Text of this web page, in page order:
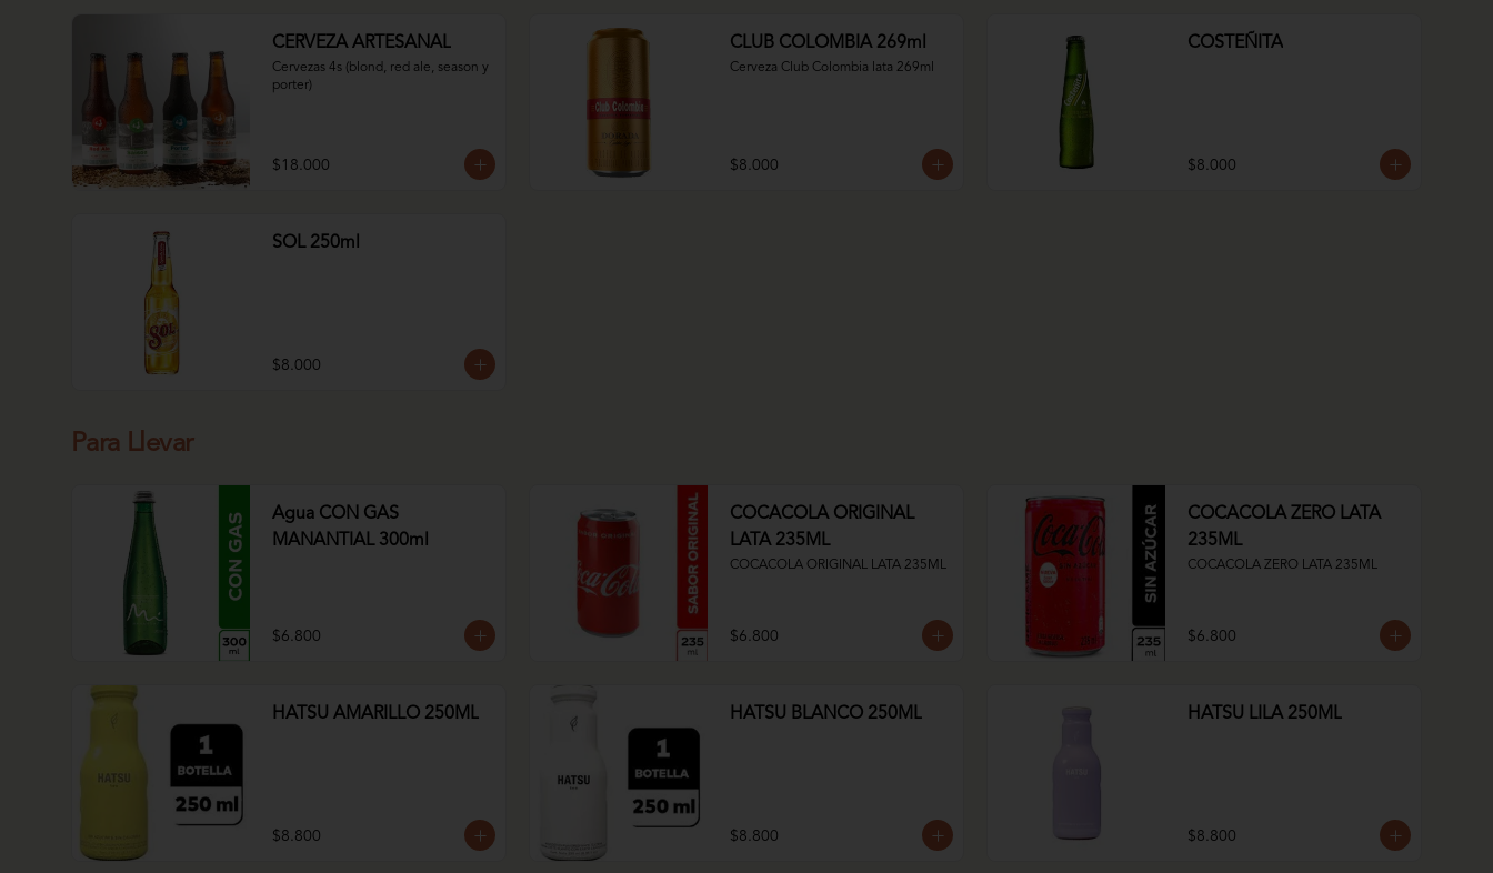
CERVEZA ARTESANAL
Cervezas 4s (blond, red ale, season y
porter)
$18.000
CLUB COLOMBIA 269ml
Cerveza Club Colombia lata 269ml
$8.000
COSTEÑITA
$8.000
SOL 250ml
$8.000
Para Llevar
Agua CON GAS
MANANTIAL 300ml
$6.800
COCACOLA ORIGINAL
LATA 235ML
COCACOLA ORIGINAL LATA 235ML
$6.800
COCACOLA ZERO LATA
235ML
COCACOLA ZERO LATA 235ML
$6.800
HATSU AMARILLO 250ML
$8.800
HATSU BLANCO 250ML
$8.800
HATSU LILA 250ML
$8.800